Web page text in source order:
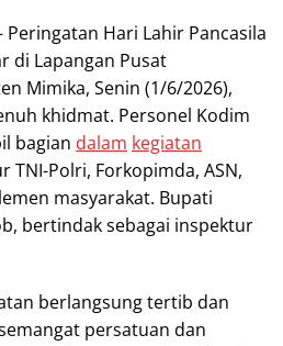
Hari Lahir Pancasila
di Lapangan Pusat
Mimika, Senin (1/6/2026),
khidmat. Personel Kodim
bagian dalam kegiatan
Polri, Forkopimda, ASN,
masyarakat. Bupati
bertindak sebagai inspektur
berlangsung tertib dan
persatuan dan